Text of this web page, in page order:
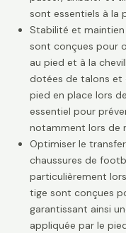
sont essentiels à la
Stabilité et
sont conçues pour
au pied et à la
dotées de talons et
pied en place lors
essentiel pour
notamment lors de
Optimiser le
chaussures de
particulièrement
tige sont conçues
garantissant ainsi
appliquée par le